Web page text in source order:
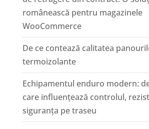
românească pentru magazinele
WooCommerce
De ce contează calitatea
termoizolante
Echipamentul enduro modern:
care influențează controlul,
siguranța pe traseu